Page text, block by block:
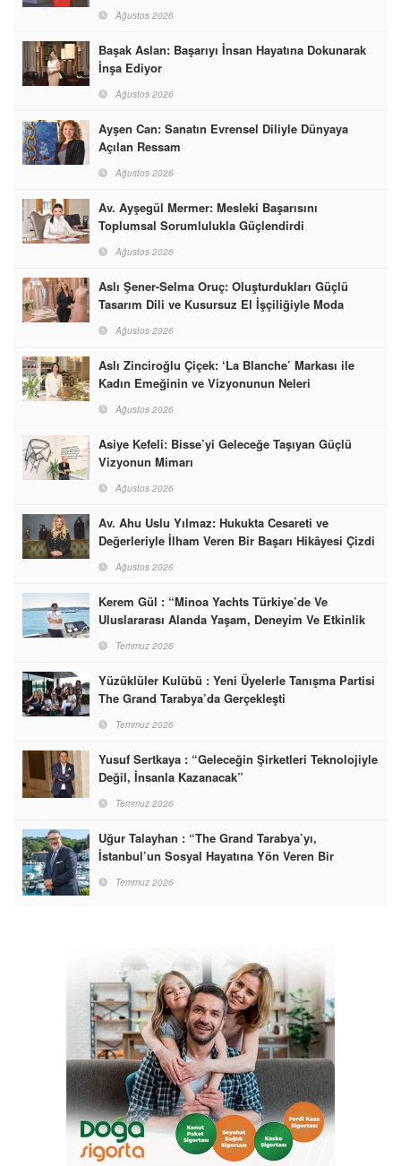
Ağustos 2026
Başak Aslan: Başarıyı İnsan Hayatına Dokunarak
İnşa Ediyor
Ağustos 2026
Ayşen Can: Sanatın Evrensel Diliyle Dünyaya
Açılan Ressam
Ağustos 2026
Av. Ayşegül Mermer: Mesleki Başarısını
Toplumsal Sorumlulukla Güçlendirdi
Ağustos 2026
Aslı Şener-Selma Oruç: Oluşturdukları Güçlü
Tasarım Dili ve Kusursuz El İşçiliğiyle Moda
Dünyasına İmzalarını Attılar
Ağustos 2026
Aslı Zinciroğlu Çiçek: ‘La Blanche’ Markası ile
Kadın Emeğinin ve Vizyonunun Neleri
Başarabileceğinin En Güzel Örneğini Sunuyor
Ağustos 2026
Asiye Kefeli: Bisse’yi Geleceğe Taşıyan Güçlü
Vizyonun Mimarı
Ağustos 2026
Av. Ahu Uslu Yılmaz: Hukukta Cesareti ve
Değerleriyle İlham Veren Bir Başarı Hikâyesi Çizdi
Ağustos 2026
Kerem Gül : “Minoa Yachts Türkiye’de Ve
Uluslararası Alanda Yaşam, Deneyim Ve Etkinlik
Markası Olacak”
Temmuz 2026
Yüzüklüler Kulübü : Yeni Üyelerle Tanışma Partisi
The Grand Tarabya’da Gerçekleşti
Temmuz 2026
Yusuf Sertkaya : “Geleceğin Şirketleri Teknolojiyle
Değil, İnsanla Kazanacak”
Temmuz 2026
Uğur Talayhan : “The Grand Tarabya’yı,
İstanbul’un Sosyal Hayatına Yön Veren Bir
Destinasyon Haline Getirmeyi Hedefliyorum”
Temmuz 2026